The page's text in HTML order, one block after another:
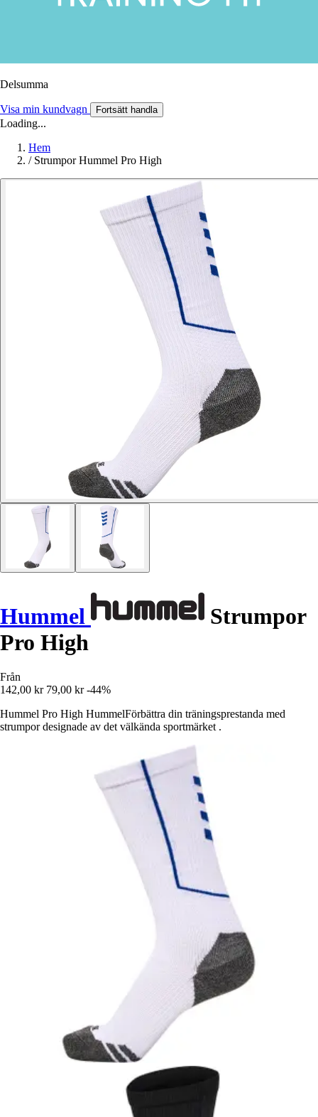
Delsumma
Visa min kundvagn Fortsätt handla
Loading...
Hem
/ Strumpor Hummel Pro High
Hummel
Strumpor
Pro High
Från
142,00 kr 79,00 kr -44%
Hummel Pro High HummelFörbättra din träningsprestanda med
strumpor designade av det välkända sportmärket .